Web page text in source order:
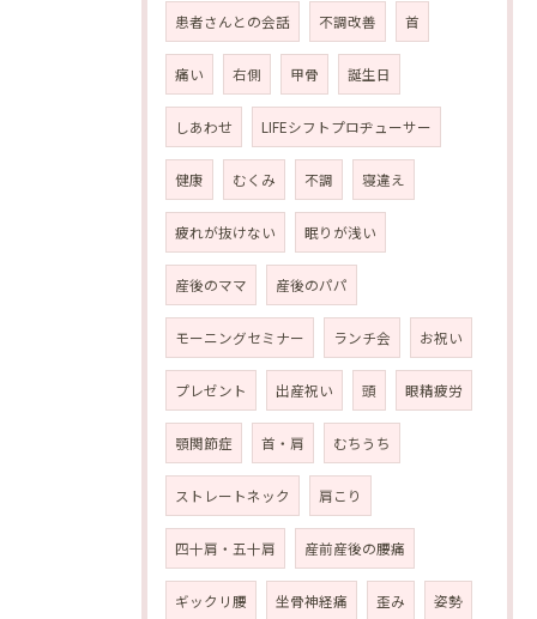
患者さんとの会話 不調改善 首
痛い 右側 甲骨 誕生日
しあわせ LIFEシフトプロヂューサー
健康 むくみ 不調 寝違え
疲れが抜けない 眠りが浅い
産後のママ 産後のパパ
モーニングセミナー ランチ会 お祝い
プレゼント 出産祝い 頭 眼精疲労
顎関節症 首・肩 むちうち
ストレートネック 肩こり
四十肩・五十肩 産前産後の腰痛
ギックリ腰 坐骨神経痛 歪み 姿勢